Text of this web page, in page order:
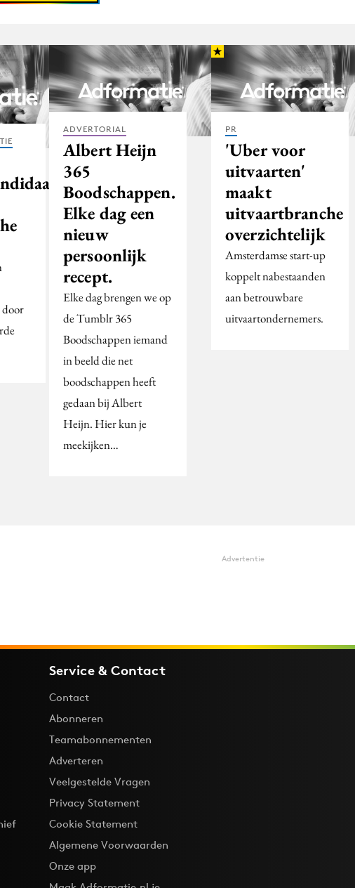
door
ADVERTORIAL
Albert Heijn
365
Boodschappen.
Elke dag een
nieuw
persoonlijk
recept.
Elke dag brengen we op
de Tumblr 365
Boodschappen iemand
in beeld die net
boodschappen heeft
gedaan bij Albert
Heijn. Hier kun je
meekijken…
PR
'Uber voor
uitvaarten'
maakt
uitvaartbranche
overzichtelijk
Amsterdamse start-up
koppelt nabestaanden
aan betrouwbare
uitvaartondernemers.
Advertentie
Service & Contact
Contact
Abonneren
Teamabonnementen
Adverteren
Veelgestelde Vragen
Privacy Statement
Cookie Statement
Algemene Voorwaarden
Onze app